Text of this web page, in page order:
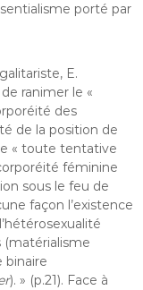
porté par
E.
ranimer le «
des
de la position de
« toute tentative
féminine
sous le feu de
façon l’existence
(matérialisme
binaire
). » (p.21). Face à